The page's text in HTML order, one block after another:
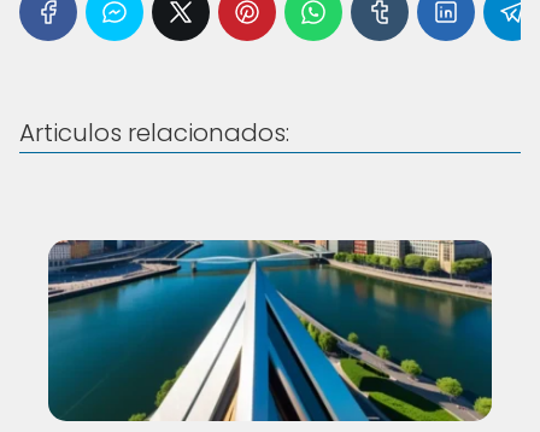
Articulos relacionados: